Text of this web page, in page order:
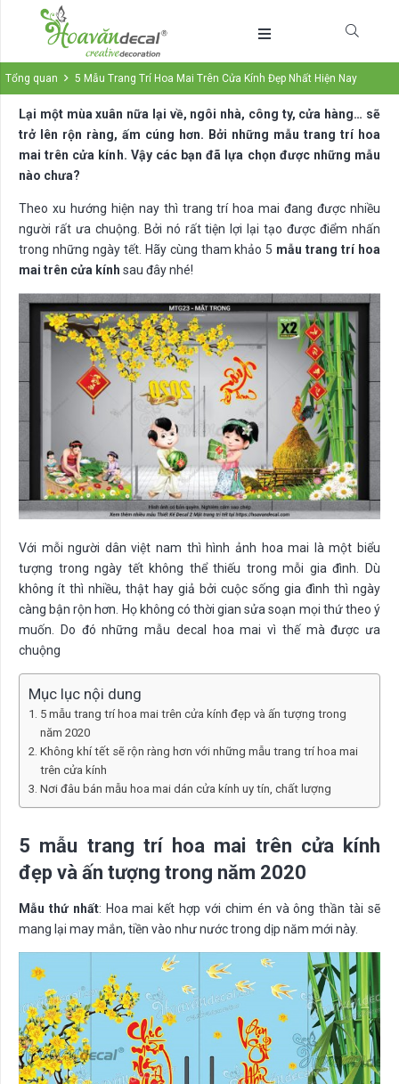
Tổng quan 5 Mẫu Trang Trí Hoa Mai Trên Cửa Kính Đẹp Nhất Hiện Nay
Lại một mùa xuân nữa lại về, ngôi nhà, công ty, cửa hàng… sẽ
trở lên rộn ràng, ấm cúng hơn. Bởi những mẫu trang trí hoa
mai trên cửa kính. Vậy các bạn đã lựa chọn được những mẫu
nào chưa?
Theo xu hướng hiện nay thì trang trí hoa mai đang được nhiều
người rất ưa chuộng. Bởi nó rất tiện lợi lại tạo được điểm nhấn
trong những ngày tết. Hãy cùng tham khảo 5 mẫu trang trí hoa
mai trên cửa kính sau đây nhé!
Với mỗi người dân việt nam thì hình ảnh hoa mai là một biểu
tượng trong ngày tết không thể thiếu trong mỗi gia đình. Dù
không ít thì nhiều, thật hay giả bởi cuộc sống gia đình thì ngày
càng bận rộn hơn. Họ không có thời gian sửa soạn mọi thứ theo ý
muốn. Do đó những mẫu decal hoa mai vì thế mà được ưa
chuộng
Mục lục nội dung
5 mẫu trang trí hoa mai trên cửa kính đẹp và ấn tượng trong
năm 2020
Không khí tết sẽ rộn ràng hơn với những mẫu trang trí hoa mai
trên cửa kính
Nơi đâu bán mẫu hoa mai dán cửa kính uy tín, chất lượng
5 mẫu trang trí hoa mai trên cửa kính
đẹp và ấn tượng trong năm 2020
Mẫu thứ nhất: Hoa mai kết hợp với chim én và ông thần tài sẽ
mang lại may mắn, tiền vào như nước trong dịp năm mới này.